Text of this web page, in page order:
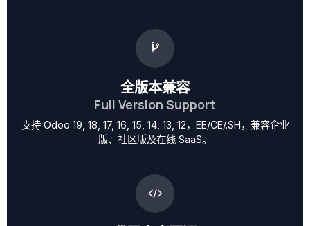
全版本兼容
Full Version Support
支持 Odoo 19, 18, 17, 16, 15, 14, 13, 12，EE/CE/.SH，兼容企业
版、社区版及在线 SaaS。